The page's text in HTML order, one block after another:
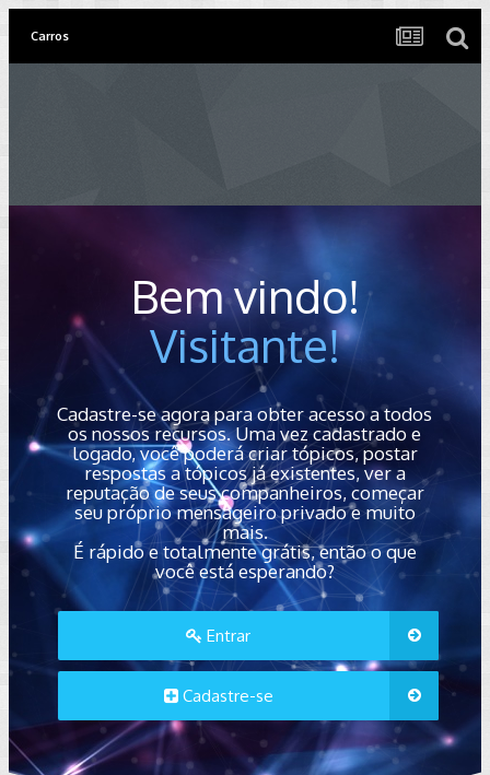
Carros
Bem vindo!
Visitante!
Cadastre-se agora para obter acesso a todos
os nossos recursos. Uma vez cadastrado e
logado, você poderá criar tópicos, postar
respostas a tópicos já existentes, ver a
reputação de seus companheiros, começar
seu próprio mensageiro privado e muito
mais.
É rápido e totalmente grátis, então o que
você está esperando?
Entrar
Cadastre-se